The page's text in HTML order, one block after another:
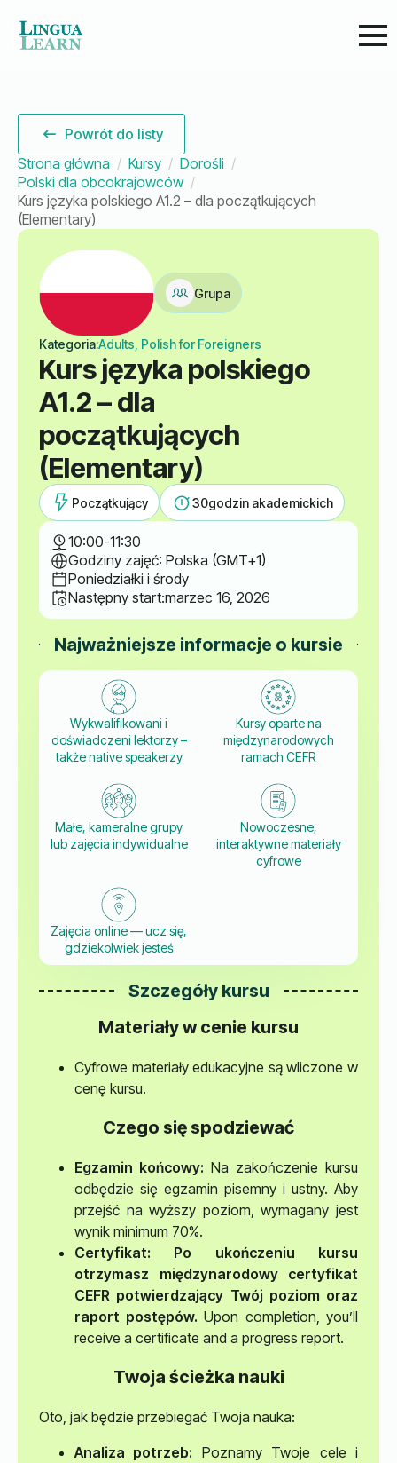
Powrót do listy
Strona główna
Kursy
Dorośli
Polski dla obcokrajowców
Kurs języka polskiego A1.2 – dla początkujących
(Elementary)
Grupa
Kategoria:Adults, Polish for Foreigners
Kurs języka polskiego
A1.2 – dla
początkujących
(Elementary)
Początkujący 30godzin akademickich
10:00-11:30
Godziny zajęć: Polska (GMT+1)
Poniedziałki i środy
Następny start:marzec 16, 2026
Najważniejsze informacje o kursie
Wykwalifikowani i
doświadczeni lektorzy –
także native speakerzy
Kursy oparte na
międzynarodowych
ramach CEFR
Małe, kameralne grupy
lub zajęcia indywidualne
Nowoczesne,
interaktywne materiały
cyfrowe
Zajęcia online — ucz się,
gdziekolwiek jesteś
Szczegóły kursu
Materiały w cenie kursu
Cyfrowe materiały edukacyjne są wliczone w
cenę kursu.
Czego się spodziewać
Egzamin końcowy: Na zakończenie kursu
odbędzie się egzamin pisemny i ustny. Aby
przejść na wyższy poziom, wymagany jest
wynik minimum 70%.
Certyfikat: Po ukończeniu kursu
otrzymasz międzynarodowy certyfikat
CEFR potwierdzający Twój poziom oraz
raport postępów. Upon completion, you’ll
receive a certificate and a progress report.
Twoja ścieżka nauki
Oto, jak będzie przebiegać Twoja nauka:
Analiza potrzeb: Poznamy Twoje cele i